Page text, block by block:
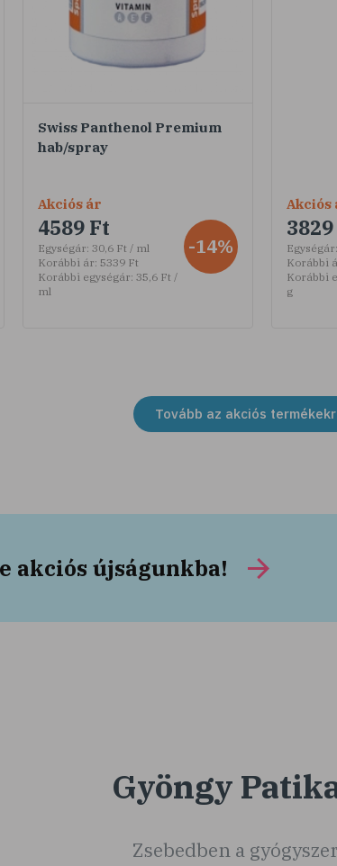
Swiss Panthenol Premium
hab/spray
Akciós ár
4589 Ft
Egységár: 30,6 Ft / ml
Korábbi ár: 5339 Ft
Korábbi egységár: 35,6 Ft /
ml
-14%
Akciós
Egységár:
Korábbi
Korábbi
g
Tovább az akciós
akciós újságunkba!
Gyöngy
Zsebedben a